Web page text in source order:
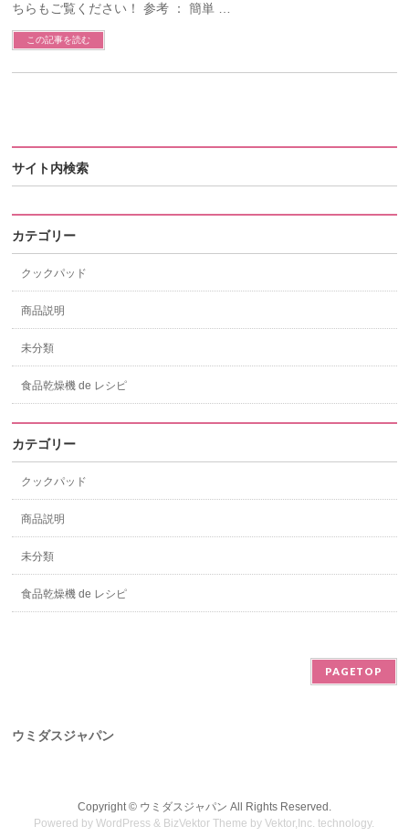
ちらもご覧ください！ 参考 ： 簡単 …
この記事を読む
サイト内検索
カテゴリー
クックパッド
商品説明
未分類
食品乾燥機 de レシピ
カテゴリー
クックパッド
商品説明
未分類
食品乾燥機 de レシピ
PAGETOP
ウミダスジャパン
Copyright © ウミダスジャパン All Rights Reserved.
Powered byWordPress & BizVektor Theme byVektor,Inc. technology.